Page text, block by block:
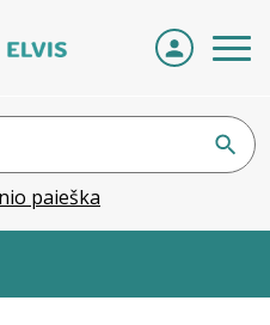
paieška